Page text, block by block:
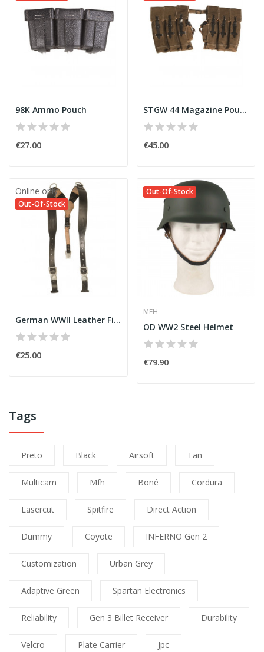
Tags
Preto Black Airsoft Tan
Multicam Mfh Boné Cordura
Lasercut Spitfire Direct Action
Dummy Coyote INFERNO Gen 2
Customization Urban Grey
Adaptive Green Spartan Electronics
Reliability Gen 3 Billet Receiver Durability
Velcro Plate Carrier Jpc
98K Ammo Pouch
€27.00
STGW 44 Magazine Pouch
€45.00
Online only
Out-Of-Stock
German WWII Leather Field Suspenders
€25.00
Out-Of-Stock
MFH
OD WW2 Steel Helmet
€79.90